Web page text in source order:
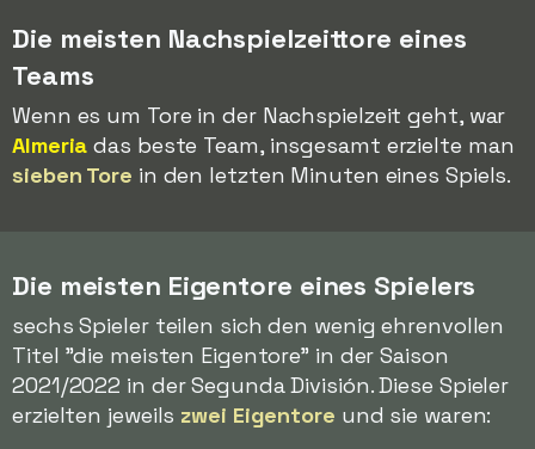
Die meisten Nachspielzeittore eines
Teams
Wenn es um Tore in der Nachspielzeit geht, war
Almeria das beste Team, insgesamt erzielte man
sieben Tore in den letzten Minuten eines Spiels.
Die meisten Eigentore eines Spielers
sechs Spieler teilen sich den wenig ehrenvollen
Titel "die meisten Eigentore" in der Saison
2021/2022 in der Segunda División. Diese Spieler
erzielten jeweils zwei Eigentore und sie waren: